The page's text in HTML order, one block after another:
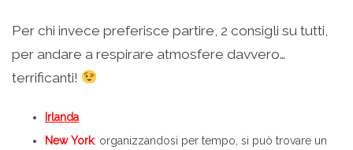
Per chi invece preferisce partire, 2 consigli su tutti,
per andare a respirare atmosfere davvero…
terrificanti!
Irlanda
New York: organizzandosi per tempo, si può trovare un